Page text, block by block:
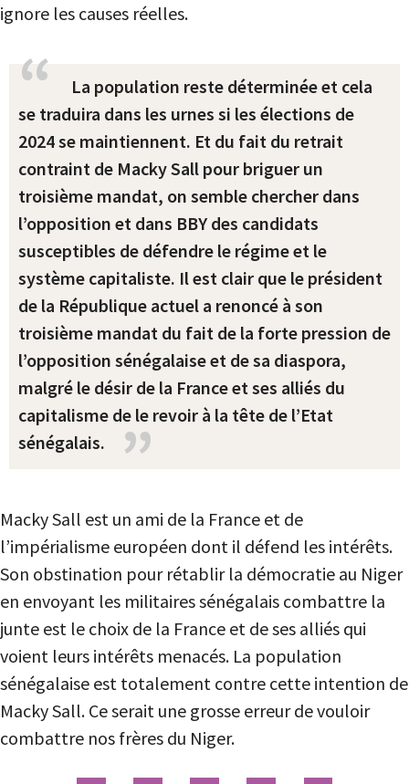
ignore les causes réelles.
La population reste déterminée et cela
se traduira dans les urnes si les élections de
2024 se maintiennent. Et du fait du retrait
contraint de Macky Sall pour briguer un
troisième mandat, on semble chercher dans
l’opposition et dans BBY des candidats
susceptibles de défendre le régime et le
système capitaliste. Il est clair que le président
de la République actuel a renoncé à son
troisième mandat du fait de la forte pression de
l’opposition sénégalaise et de sa diaspora,
malgré le désir de la France et ses alliés du
capitalisme de le revoir à la tête de l’Etat
sénégalais.
Macky Sall est un ami de la France et de
l’impérialisme européen dont il défend les intérêts.
Son obstination pour rétablir la démocratie au Niger
en envoyant les militaires sénégalais combattre la
junte est le choix de la France et de ses alliés qui
voient leurs intérêts menacés. La population
sénégalaise est totalement contre cette intention de
Macky Sall. Ce serait une grosse erreur de vouloir
combattre nos frères du Niger.